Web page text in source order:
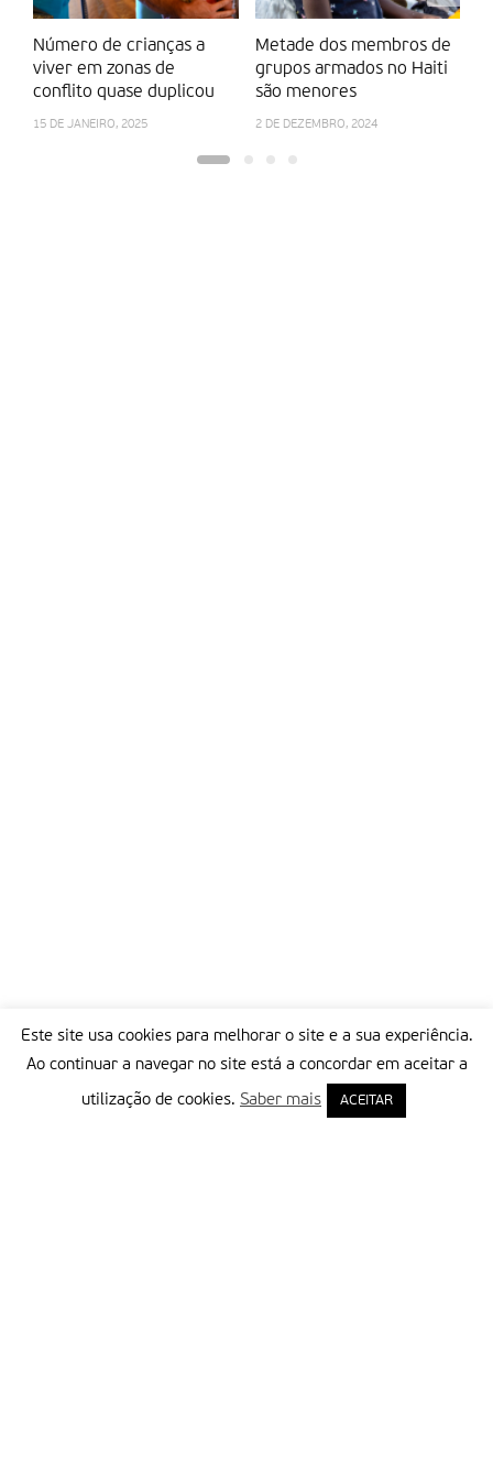
Número de crianças a
viver em zonas de
conflito quase duplicou
15 DE JANEIRO, 2025
Metade dos membros de
grupos armados no Haiti
são menores
2 DE DEZEMBRO, 2024
Este site usa cookies para melhorar o site e a sua experiência.
Ao continuar a navegar no site está a concordar em aceitar a
utilização de cookies. Saber mais ACEITAR